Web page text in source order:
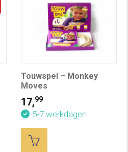
Touwspel – Monkey
Moves
17,99
5-7 werkdagen